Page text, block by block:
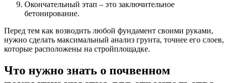
Окончательный этап – это заключительное
бетонирование.
Перед тем как возводить любой фундамент своими руками,
нужно сделать максимальный анализ грунта, точнее его слоев,
которые расположены на стройплощадке.
Что нужно знать о почвенном